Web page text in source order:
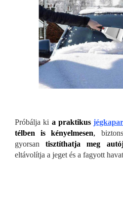
Próbálja ki a praktikus
télben is kényelmesen,
gyorsantisztíthatja meg
eltávolítja a jeget és a fagyott